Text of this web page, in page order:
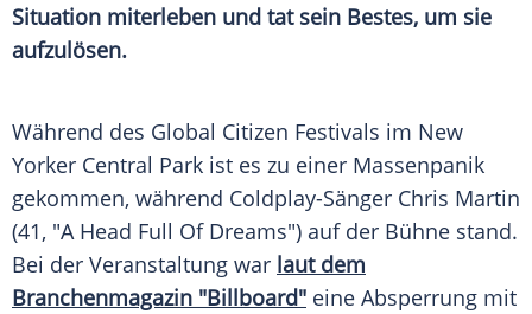
Situation miterleben und tat sein Bestes, um sie
aufzulösen.
Während des Global Citizen Festivals im New
Yorker Central Park ist es zu einer Massenpanik
gekommen, während Coldplay-Sänger Chris Martin
(41, "A Head Full Of Dreams") auf der Bühne stand.
Bei der Veranstaltung war laut dem
Branchenmagazin "Billboard" eine Absperrung mit